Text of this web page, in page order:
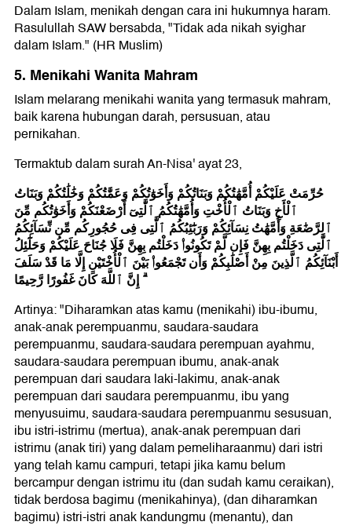
Dalam Islam, menikah dengan cara ini hukumnya haram.
Rasulullah SAW bersabda, "Tidak ada nikah syighar
dalam Islam." (HR Muslim)
5. Menikahi Wanita Mahram
Islam melarang menikahi wanita yang termasuk mahram,
baik karena hubungan darah, persusuan, atau
pernikahan.
Termaktub dalam surah An-Nisa' ayat 23,
حُرِّمَتْ عَلَيْكُمْ أُمَّهَٰتُكُمْ وَبَنَاتُكُمْ وَأَخَوَٰتُكُمْ وَعَمَّٰتُكُمْ وَخَٰلَٰتُكُمْ وَبَنَاتُ
ٱلْأَخِ وَبَنَاتُ ٱلْأُخْتِ وَأُمَّهَٰتُكُمُ ٱلَّٰتِىٓ أَرْضَعْنَكُمْ وَأَخَوَٰتُكُم مِّنَ
ٱلرَّضَٰعَةِ وَأُمَّهَٰتُ نِسَآئِكُمْ وَرَبَٰٓئِبُكُمُ ٱلَّٰتِى فِى حُجُورِكُم مِّن نِّسَآئِكُمُ
ٱلَّٰتِى دَخَلْتُم بِهِنَّ فَإِن لَّمْ تَكُونُوا۟ دَخَلْتُم بِهِنَّ فَلَا جُنَاحَ عَلَيْكُمْ وَحَلَٰٓئِلُ
أَبْنَآئِكُمُ ٱلَّذِينَ مِنْ أَصْلَٰبِكُمْ وَأَن تَجْمَعُوا۟ بَيْنَ ٱلْأُخْتَيْنِ إِلَّا مَا قَدْ سَلَفَ
ۗ إِنَّ ٱللَّهَ كَانَ غَفُورًا رَّحِيمًا
Artinya: "Diharamkan atas kamu (menikahi) ibu-ibumu,
anak-anak perempuanmu, saudara-saudara
perempuanmu, saudara-saudara perempuan ayahmu,
saudara-saudara perempuan ibumu, anak-anak
perempuan dari saudara laki-lakimu, anak-anak
perempuan dari saudara perempuanmu, ibu yang
menyusuimu, saudara-saudara perempuanmu sesusuan,
ibu istri-istrimu (mertua), anak-anak perempuan dari
istrimu (anak tiri) yang dalam pemeliharaanmu) dari istri
yang telah kamu campuri, tetapi jika kamu belum
bercampur dengan istrimu itu (dan sudah kamu ceraikan),
tidak berdosa bagimu (menikahinya), (dan diharamkan
bagimu) istri-istri anak kandungmu (menantu), dan